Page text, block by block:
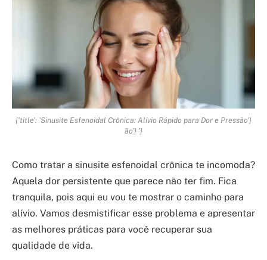
{'title': 'Sinusite Esfenoidal Crônica: Alívio Rápido para Dor e Pressão'}
ão'} '}
Como tratar a sinusite esfenoidal crônica te incomoda?
Aquela dor persistente que parece não ter fim. Fica
tranquila, pois aqui eu vou te mostrar o caminho para
alívio. Vamos desmistificar esse problema e apresentar
as melhores práticas para você recuperar sua
qualidade de vida.